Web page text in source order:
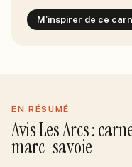
M'inspirer de ce
EN RÉSUMÉ
AvisLes Arcs:
marc-savoie